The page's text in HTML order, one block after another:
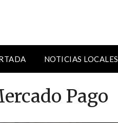
NOTICIAS LOCALES
Pago